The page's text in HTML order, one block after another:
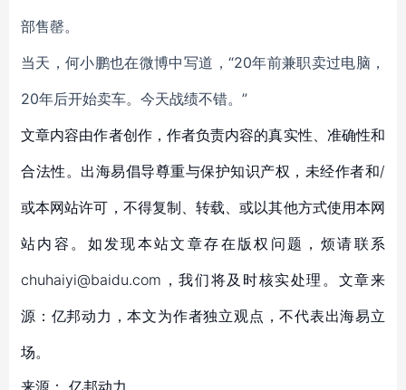
部售罄。
当天，何小鹏也在微博中写道，“20年前兼职卖过电脑，
20年后开始卖车。今天战绩不错。”
文章内容由作者创作，作者负责内容的真实性、准确性和
合法性。出海易倡导尊重与保护知识产权，未经作者和/
或本网站许可，不得复制、转载、或以其他方式使用本网
站内容。如发现本站文章存在版权问题，烦请联系
chuhaiyi@baidu.com，我们将及时核实处理。文章来
源：亿邦动力，本文为作者独立观点，不代表出海易立
场。
来源： 亿邦动力